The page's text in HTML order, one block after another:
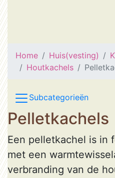
Home Huis(vesting)
Houtkachels
Subcategorieën
Pelletkachels
Een pelletkachel is in
met een
verbranding van de